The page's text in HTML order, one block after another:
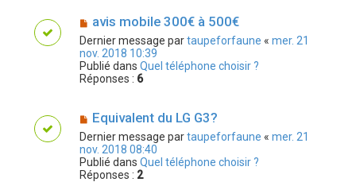
avis mobile 300€ à 500€
Dernier message partaupeforfaune « mer. 21
nov. 2018 10:39
Publié dans Quel téléphone choisir ?
Réponses : 6
Equivalent du LG G3?
Dernier message partaupeforfaune « mer. 21
nov. 2018 08:40
Publié dans Quel téléphone choisir ?
Réponses : 2